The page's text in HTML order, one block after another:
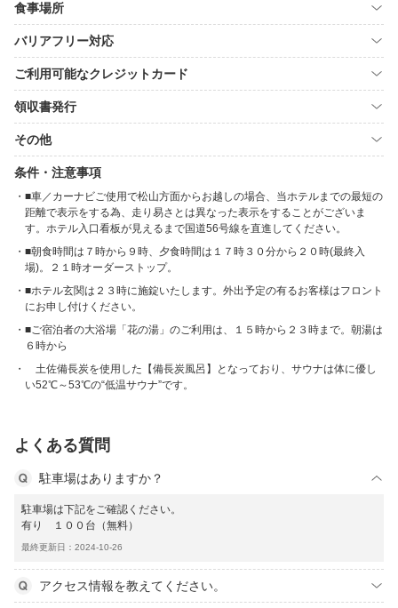
食事場所
バリアフリー対応
ご利用可能なクレジットカード
領収書発行
その他
条件・注意事項
■車／カーナビご使用で松山方面からお越しの場合、当ホテルまでの最短の
距離で表示をする為、走り易さとは異なった表示をすることがございま
す。ホテル入口看板が見えるまで国道56号線を直進してください。
■朝食時間は７時から９時、夕食時間は１７時３０分から２０時(最終入
場)。２１時オーダーストップ。
■ホテル玄関は２３時に施錠いたします。外出予定の有るお客様はフロント
にお申し付けください。
■ご宿泊者の大浴場「花の湯」のご利用は、１５時から２３時まで。朝湯は
６時から
土佐備長炭を使用した【備長炭風呂】となっており、サウナは体に優し
い52℃～53℃の“低温サウナ”です。
よくある質問
駐車場はありますか？
駐車場は下記をご確認ください。
有り １００台（無料）
最終更新日：2024-10-26
アクセス情報を教えてください。